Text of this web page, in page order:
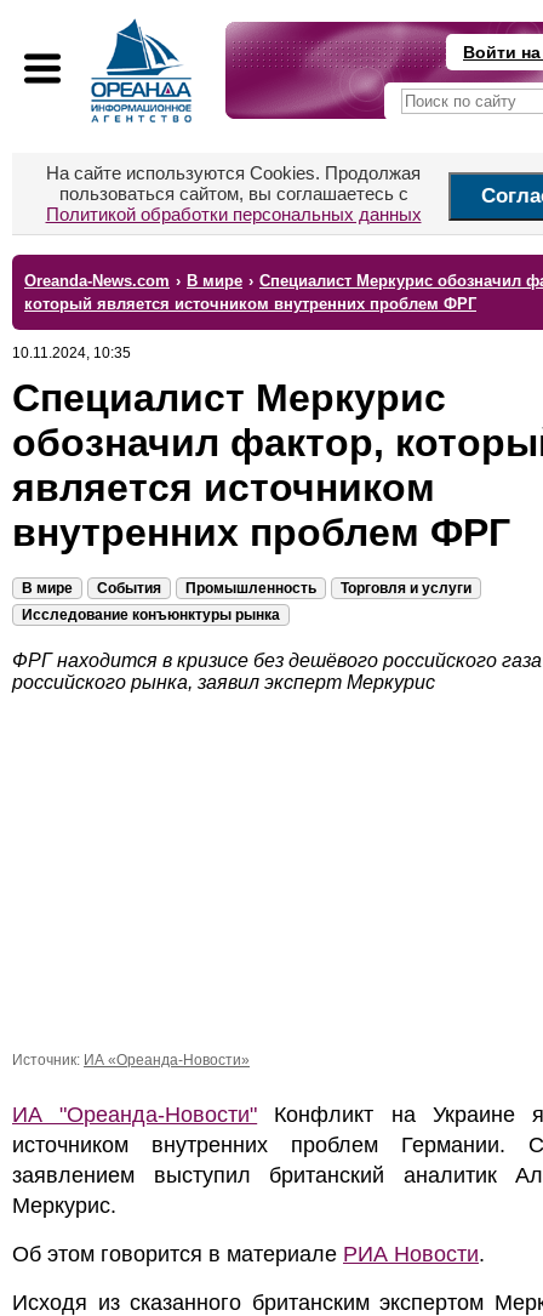
Войти
На сайте используются Cookies. Продолжая
пользоваться сайтом, вы соглашаетесь с
Политикой обработки персональных данных
Oreanda-News.com › В мире › Специалист Меркурис обозначил
который является источником внутренних проблем ФРГ
10.11.2024, 10:35
Специалист Меркурис
обозначил фактор,
является источником
внутренних проблем ФРГ
В мире События Промышленность
Торговля и услуги
Исследование конъюнктуры рынка
ФРГ находится в кризисе без дешёвого российского
российского рынка, заявил эксперт Меркурис
Источник: ИА «Ореанда-Новости»
ИА "Ореанда-Новости" Конфликт на Украине
источником внутренних проблем Германии.
заявлением выступил британский аналитик
Меркурис.
Об этом говорится в материале РИА Новости.
Исходя из сказанного британским экспертом